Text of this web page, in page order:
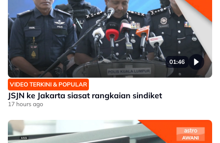
01:46
VIDEO TERKINI & POPULAR
JSJN ke Jakarta siasat rangkaian sindiket
17 hours ago